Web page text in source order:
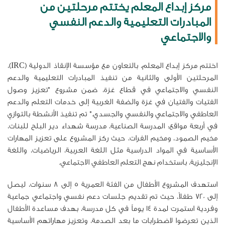
مركز إبداع المعلم يختتم مرحلتين من
المبادرات التعليمية والدعم النفسي
والاجتماعي
اختتم مركز إبداع المعلم، بالتعاون مع مؤسسة الإنقاذ الدولية (IRC)،
المرحلتين الأولى والثانية من تنفيذ المبادرات التعليمية والدعم
النفسي والاجتماعي في قطاع غزة، ضمن مشروع "تعزيز وصول
الفتيات والفتيان في غزة والضفة الغربية إلى خدمات التعلم والدعم
العاطفي والاجتماعي والنفسي والجسدي." تم تنفيذ الأنشطة بالتوازي
في أربعة مواقع: المدرسة الصناعية، مدرسة شهداء دير البلح للبنات،
مخيم الصمود، ومخيم الفرات، حيث ركز المشروع على تعزيز المهارات
الأساسية في المواد الدراسية مثل اللغة العربية، الرياضيات، واللغة
الإنجليزية، باستخدام نهج التعلم العاطفي الاجتماعي.
استهدف المشروع الأطفال من الفئة العمرية 5 إلى 8 سنوات، ليصل
إلى 720 طفلاً، حيث تم تقديم جلسات دعم نفسي واجتماعي جماعية
وفردية استمرت لمدة 14 يوماً في كل مدرسة، بهدف مساعدة الأطفال
الذين تعرضوا لاضطرابات ما بعد الصدمة، وتعزيز مهاراتهم الأساسية